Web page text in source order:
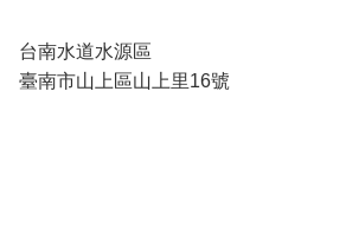
台南水道水源區
臺南市山上區山上里16號